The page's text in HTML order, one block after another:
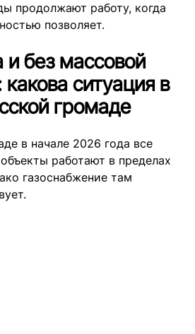
продолжают работу, когда
позволяет.
и без массовой
ситуация в
громаде
в начале 2026 года все
работают в пределах
газоснабжение там